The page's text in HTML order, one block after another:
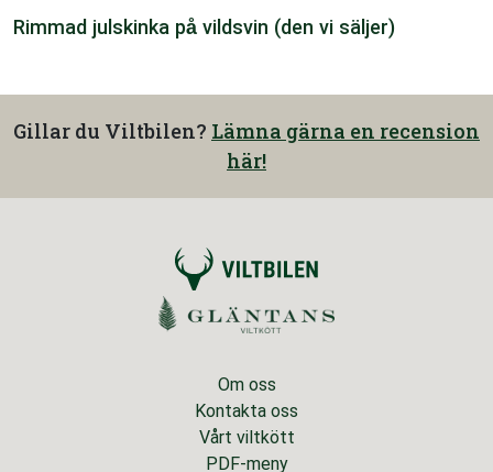
Rimmad julskinka på vildsvin (den vi säljer)
Gillar du Viltbilen? Lämna gärna en recension
här!
Om oss
Kontakta oss
Vårt viltkött
PDF-meny